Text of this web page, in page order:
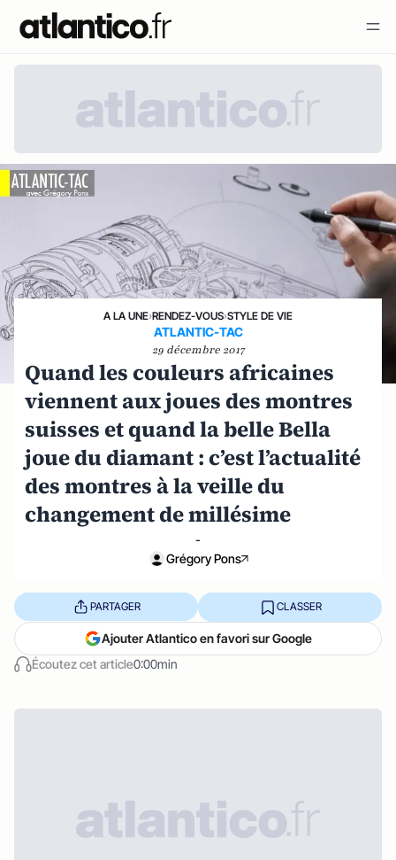
A LA UNE›RENDEZ-VOUS›STYLE DE VIE
ATLANTIC-TAC
29 décembre 2017
Quand les couleurs africaines
viennent aux joues des montres
suisses et quand la belle Bella
joue du diamant : c’est l’actualité
des montres à la veille du
changement de millésime
-
Grégory Pons
Écoutez cet article0:00min
PARTAGER CLASSER
Ajouter Atlantico en favori sur Google